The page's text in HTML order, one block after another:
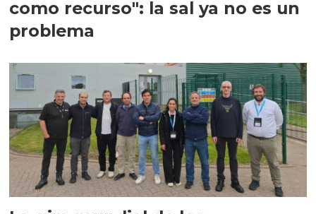
como recurso": la sal ya no es un
problema